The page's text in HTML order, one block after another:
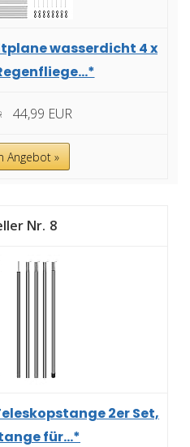
wasserdicht 4 x
44,99 EUR
Angebot »
8
2er Set,
für...*